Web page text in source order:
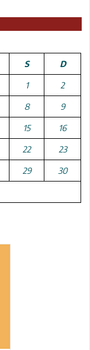
S D
1 2
8 9
15 16
22 23
29 30